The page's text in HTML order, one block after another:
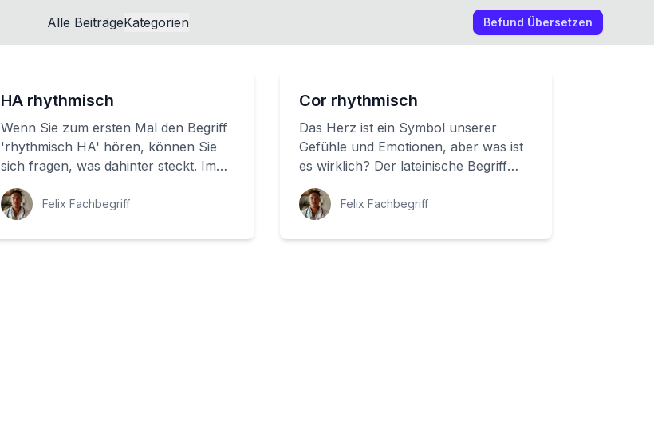
Alle BeiträgeKategorien Befund Übersetzen
HA rhythmisch
Wenn Sie zum ersten Mal den Begriff
'rhythmisch HA' hören, können Sie
sich fragen, was dahinter steckt. Im
Grunde ist es ein wichtiger Hinweis
auf die...Felix Fachbegriff
Cor rhythmisch
Das Herz ist ein Symbol unserer
Gefühle und Emotionen, aber was ist
es wirklich? Der lateinische Begriff
'Cor' beschreibt exakt, was wir
gemeint haben...
Felix Fachbegriff